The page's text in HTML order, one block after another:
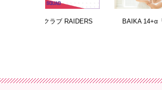
BAIKA 14+α「仕上げ磨き応援サイ